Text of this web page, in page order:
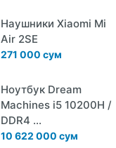
Наушники Xiaomi Mi
Air 2SE
271 000 сум
Ноутбук Dream
Machines i5 10200H /
DDR4 ...
10 622 000 сум